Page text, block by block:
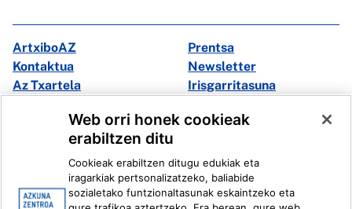
ArtxiboAZ
Prentsa
Kontaktua
Newsletter
Az Txartela
Irisgarritasuna
Instagram
Youtube
Linkedin
Ivoox
Web orri honek cookieak
erabiltzen ditu
Cookieak erabiltzen ditugu edukiak eta
iragarkiak pertsonalizatzeko, baliabide
sozialetako funtzionaltasunak eskaintzeko eta